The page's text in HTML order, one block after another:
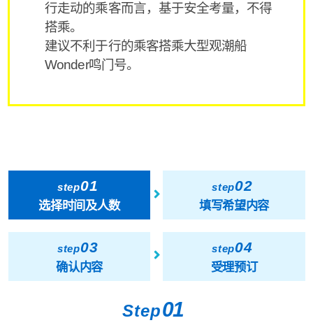
行走动的乘客而言，基于安全考量，不得
搭乘。
建议不利于行的乘客搭乘大型观潮船
Wonder鸣门号。
step01
选择时间及人数
step02
填写希望内容
step03
确认内容
step04
受理预订
Step01